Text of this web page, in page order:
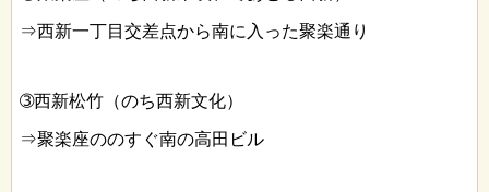
⇒西新一丁目交差点から南に入った聚楽通り
➂西新松竹（のち西新文化）
⇒聚楽座ののすぐ南の高田ビル